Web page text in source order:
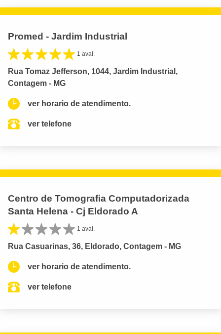
Promed - Jardim Industrial
1 aval.
Rua Tomaz Jefferson, 1044, Jardim Industrial,
Contagem - MG
ver horario de atendimento.
ver telefone
Centro de Tomografia Computadorizada
Santa Helena - Cj Eldorado A
1 aval.
Rua Casuarinas, 36, Eldorado, Contagem - MG
ver horario de atendimento.
ver telefone